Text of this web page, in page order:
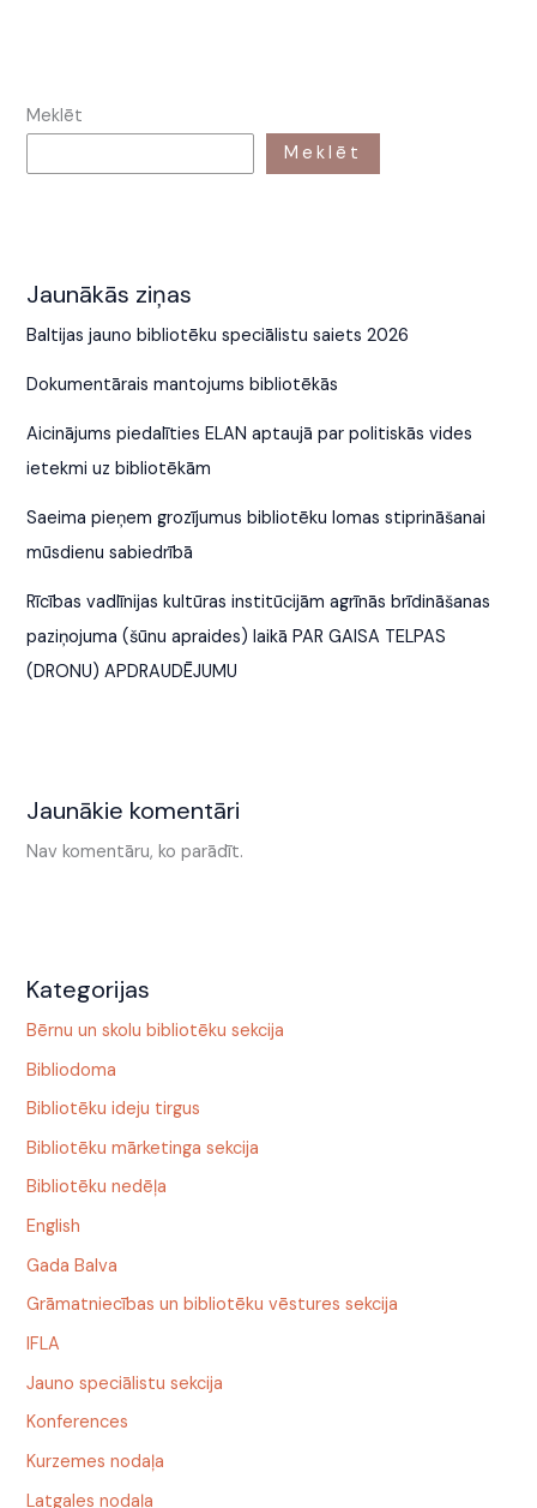
Meklēt
Meklēt
Jaunākās ziņas
Baltijas jauno bibliotēku speciālistu saiets 2026
Dokumentārais mantojums bibliotēkās
Aicinājums piedalīties ELAN aptaujā par politiskās vides
ietekmi uz bibliotēkām
Saeima pieņem grozījumus bibliotēku lomas stiprināšanai
mūsdienu sabiedrībā
Rīcības vadlīnijas kultūras institūcijām agrīnās brīdināšanas
paziņojuma (šūnu apraides) laikā PAR GAISA TELPAS
(DRONU) APDRAUDĒJUMU
Jaunākie komentāri
Nav komentāru, ko parādīt.
Kategorijas
Bērnu un skolu bibliotēku sekcija
Bibliodoma
Bibliotēku ideju tirgus
Bibliotēku mārketinga sekcija
Bibliotēku nedēļa
English
Gada Balva
Grāmatniecības un bibliotēku vēstures sekcija
IFLA
Jauno speciālistu sekcija
Konferences
Kurzemes nodaļa
Latgales nodaļa